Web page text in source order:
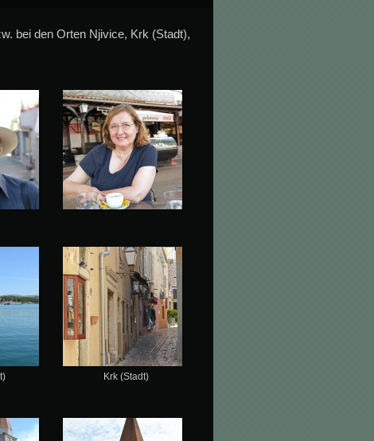
bei den Orten Njivice, Krk (Stadt),
Krk (Stadt)